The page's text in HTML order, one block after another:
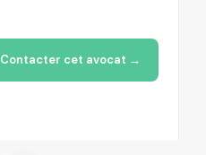
Contacter cet avocat →